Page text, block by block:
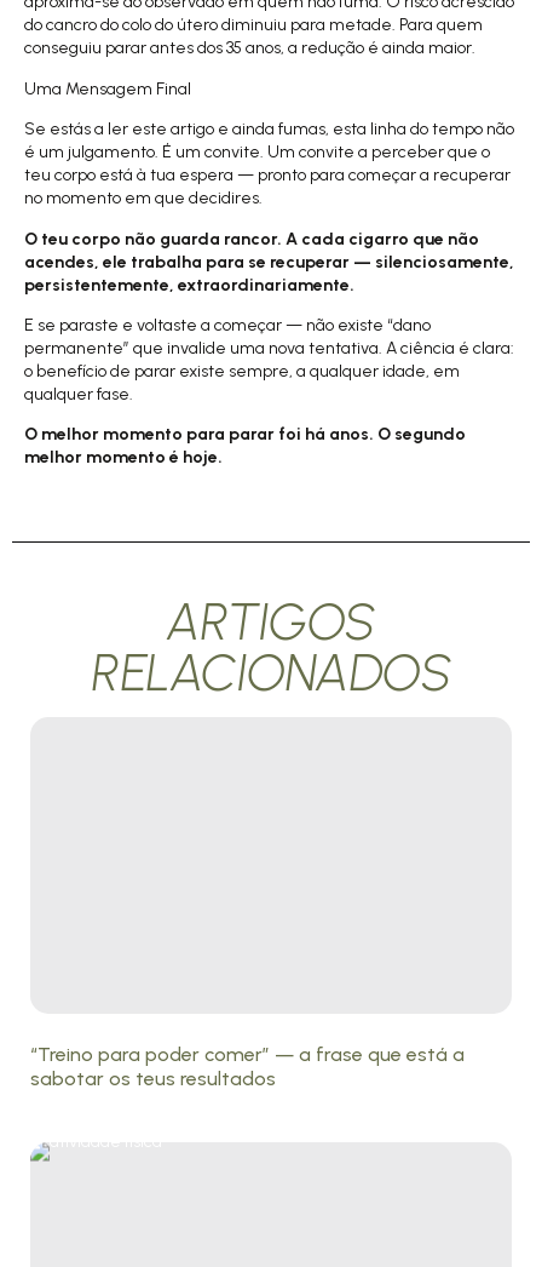
do cancro do colo do útero diminuiu para metade. Para quem
conseguiu parar antes dos 35 anos, a redução é ainda maior.
Uma Mensagem Final
Se estás a ler este artigo e ainda fumas, esta linha do tempo não
é um julgamento. É um convite. Um convite a perceber que o
teu corpo está à tua espera — pronto para começar a recuperar
no momento em que decidires.
O teu corpo não guarda rancor. A cada cigarro que não
acendes, ele trabalha para se recuperar — silenciosamente,
persistentemente, extraordinariamente.
E se paraste e voltaste a começar — não existe “dano
permanente” que invalide uma nova tentativa. A ciência é clara:
o benefício de parar existe sempre, a qualquer idade, em
qualquer fase.
O melhor momento para parar foi há anos. O segundo
melhor momento é hoje.
ARTIGOS
RELACIONADOS
“Treino para poder comer” — a frase que está a
sabotar os teus resultados